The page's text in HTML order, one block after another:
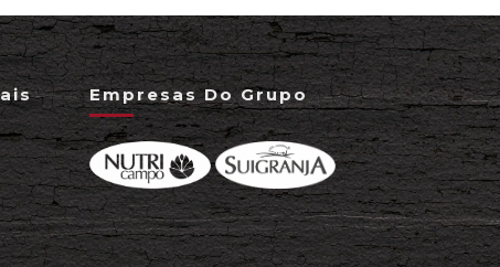
Empresas Do Grupo